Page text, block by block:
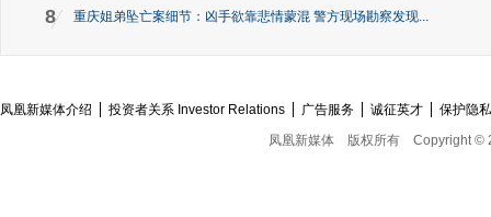
8 重庆姐弟坠亡案细节：凶手欲靠悲情蒙混 警方现场勘察发现...
凤凰新媒体介绍 投资者关系 Investor Relations 广告服务 诚征英才
保护隐
凤凰新媒体
版权所有 Copyright ©